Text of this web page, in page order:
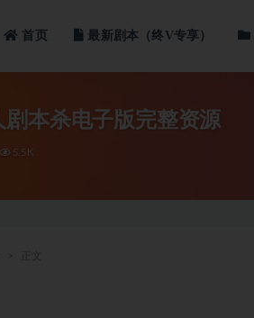
首页 最新剧本（终V专享）
剧本杀电子版完整资源
5.5K